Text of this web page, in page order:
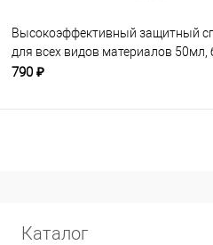
Высокоэффективный защитный
для всех видов материалов 50мл,
790 ₽
Каталог